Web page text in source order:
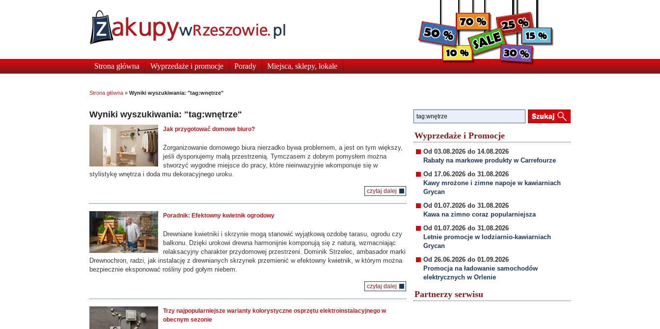
Strona główna Wyprzedaże i promocje Porady Miejsca, sklepy, lokale
Strona główna » Wyniki wyszukiwania: "tag:wnętrze"
Wyniki wyszukiwania: "tag:wnętrze"
Jak przygotować domowe biuro?
Zorganizowanie domowego biura nierzadko bywa problemem, a jest on tym większy,
jeśli dysponujemy małą przestrzenią. Tymczasem z dobrym pomysłem można
stworzyć wygodne miejsce do pracy, które nieinwazyjnie wkomponuje się w
stylistykę wnętrza i doda mu dekoracyjnego uroku.
czytaj dalej
Poradnik: Efektowny kwietnik ogrodowy
Drewniane kwietniki i skrzynie mogą stanowić wyjątkową ozdobę tarasu, ogrodu czy
balkonu. Dzięki urokowi drewna harmonijnie komponują się z naturą, wzmacniając
relaksacyjny charakter przydomowej przestrzeni. Dominik Strzelec, ambasador marki
Drewnochron, radzi, jak instalację z drewnianych skrzynek przemienić w efektowny kwietnik, w którym można
bezpiecznie eksponować rośliny pod gołym niebem.
czytaj dalej
Trzy najpopularniejsze warianty kolorystyczne osprzętu elektroinstalacyjnego w
obecnym sezonie
Wyprzedaże i Promocje
Od 03.08.2026 do 14.08.2026
Rabaty na markowe produkty w Carrefourze
Od 17.06.2026 do 31.08.2026
Kawy mrożone i zimne napoje w kawiarniach
Grycan
Od 01.07.2026 do 31.08.2026
Kawa na zimno coraz popularniejsza
Od 01.07.2026 do 31.08.2026
Letnie promocje w lodziarnio-kawiarniach
Grycan
Od 26.06.2026 do 01.09.2026
Promocja na ładowanie samochodów
elektrycznych w Orlenie
Partnerzy serwisu